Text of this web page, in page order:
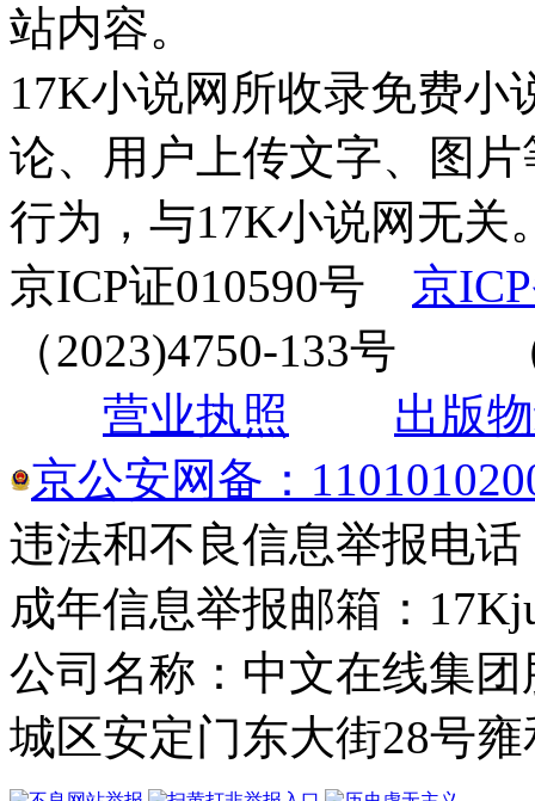
站内容。
17K小说网所收录免费小
论、用户上传文字、图
行为，与17K小说网无关
京ICP证010590号 京
（2023)4750-133号
营业执照
出版
京公安网备：
违法和不良信息举报电话
成年信息举报邮箱：
公司名称：中文在线集
城区安定门东大街28号